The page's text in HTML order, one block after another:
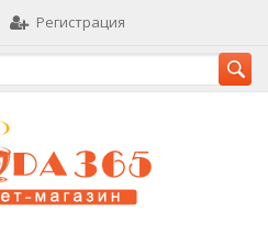
Регистрация